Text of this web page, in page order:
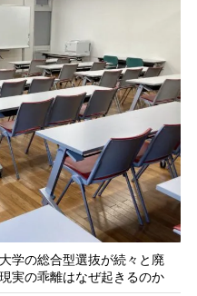
学の総合型選抜が続々と廃
実の乖離はなぜ起きるのか